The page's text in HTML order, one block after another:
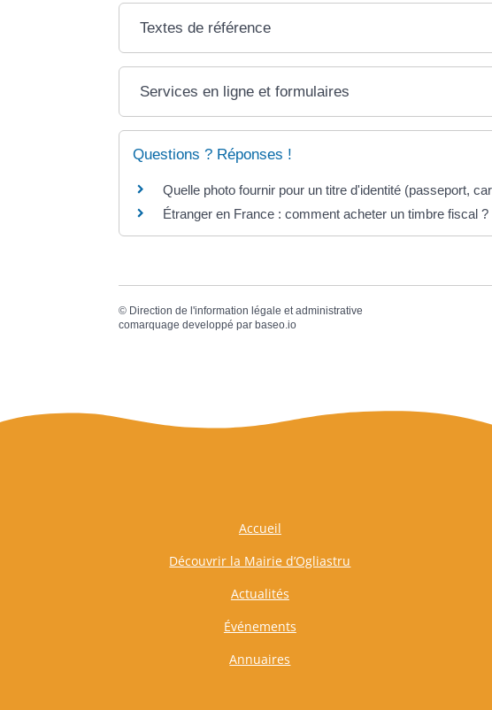
Textes de référence
Services en ligne et formulaires
Questions ? Réponses !
Quelle photo fournir pour un titre d'identité (passeport,
Étranger en France : comment acheter un timbre fiscal ?
© Direction de l'information légale et administrative
comarquage developpé par baseo.io
Accueil
Découvrir la Mairie d’Ogliastru
Actualités
Événements
Annuaires